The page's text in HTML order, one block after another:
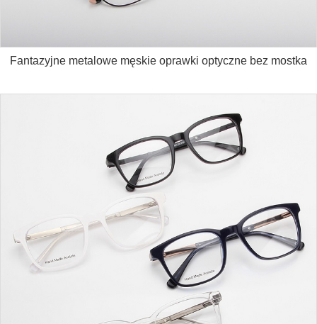
Fantazyjne metalowe męskie oprawki optyczne bez mostka